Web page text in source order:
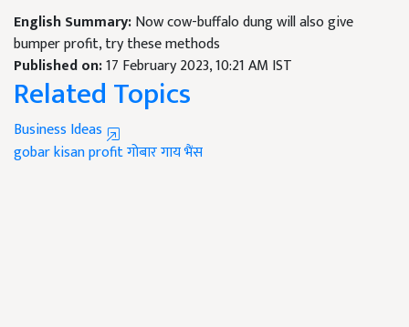
English Summary:Now cow-buffalo dung will also give
bumper profit, try these methods
Published on:17 February 2023, 10:21 AM IST
Related Topics
Business Ideas
gobarkisanprofitगोबारगायभैंस